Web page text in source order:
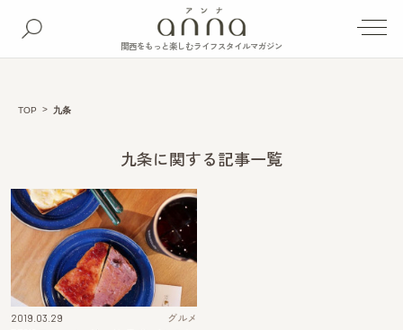
関西をもっと楽しむライフスタイルマガジン
TOP 九条
九条に関する記事一覧
2019.03.29 グルメ